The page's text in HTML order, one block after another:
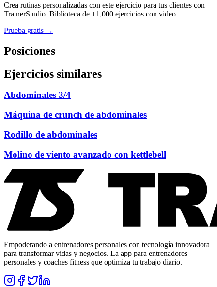
Crea rutinas personalizadas con este ejercicio para tus clientes con
TrainerStudio. Biblioteca de +1,000 ejercicios con video.
Prueba gratis →
Posiciones
Ejercicios similares
Abdominales 3/4
Máquina de crunch de abdominales
Rodillo de abdominales
Molino de viento avanzado con kettlebell
Empoderando a entrenadores personales con tecnología innovadora
para transformar vidas y negocios. La app para entrenadores
personales y coaches fitness que optimiza tu trabajo diario.